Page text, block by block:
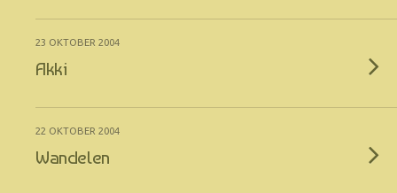
23 OKTOBER 2004
Akki
22 OKTOBER 2004
Wandelen